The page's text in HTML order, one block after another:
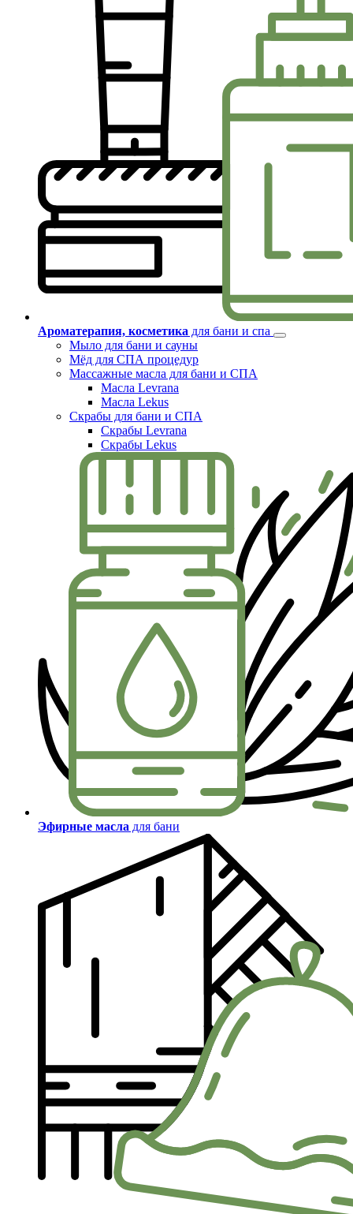
Ароматерапия, косметика для бани и спа
Мыло для бани и сауны
Мёд для СПА процедур
Массажные масла для бани и СПА
Масла Levrana
Масла Lekus
Скрабы для бани и СПА
Скрабы Levrana
Скрабы Lekus
Эфирные масла для бани